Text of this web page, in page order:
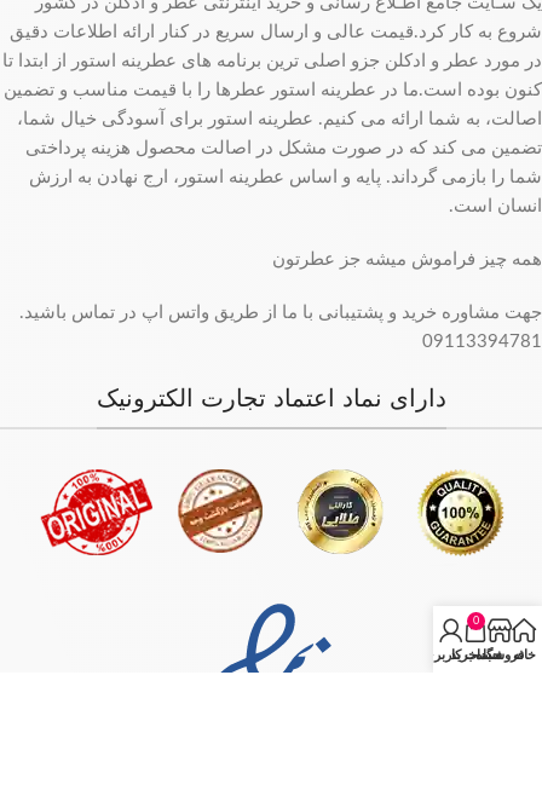
شروع به کار کرد.قیمت عالی و ارسال سریع در کنار ارائه اطلاعات دقیق
در مورد عطر و ادکلن جزو اصلی ترین برنامه های عطرینه استور از ابتدا تا
کنون بوده است.ما در عطرینه استور عطرها را با قیمت مناسب و تضمین
اصالت، به شما ارائه می کنیم. عطرینه استور برای آسودگی خیال شما،
تضمین می کند که در صورت مشکل در اصالت محصول هزینه پرداختی
شما را بازمی گرداند. پایه و اساس عطرینه استور، ارج نهادن به ارزش
انسان است.
همه چیز فراموش میشه جز عطرتون
جهت مشاوره خرید و پشتیبانی با ما از طریق واتس اپ در تماس باشید.
09113394781
دارای نماد اعتماد تجارت الکترونیک
خانهفروشگاه
0
سبد خرید
حساب کاربری من